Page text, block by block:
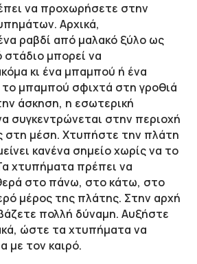
να προχωρήσετε στην
Αρχικά,
ραβδί από μαλακό ξύλο ως
στάδιο μπορεί να
κι ένα μπαμπού ή ένα
το μπαμπού σφιχτά στη γροθιά
άσκηση, η εσωτερική
συγκεντρώνεται στην περιοχή
στη μέση. Χτυπήστε την πλάτη
κανένα σημείο χωρίς να το
χτυπήματα πρέπει να
στο πάνω, στο κάτω, στο
μέρος της πλάτης. Στην αρχή
πολλή δύναμη. Αυξήστε
ώστε τα χτυπήματα να
με τον καιρό.